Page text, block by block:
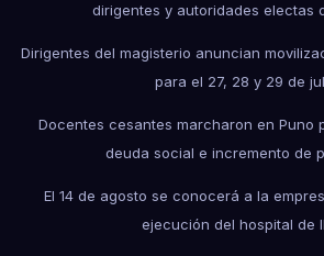
dirigentes y autoridades electas
Dirigentes del magisterio anuncian
para el 27, 28 y 29 de
Docentes cesantes marcharon en Puno
deuda social e incremento de
El 14 de agosto se conocerá a la
ejecución del hospital de